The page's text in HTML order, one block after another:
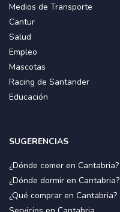
Medios de Transporte
Cantur
Salud
Empleo
Mascotas
Racing de Santander
Educación
SUGERENCIAS
¿Dónde comer en Cantabria?
¿Dónde dormir en Cantabria?
¿Qué comprar en Cantabria?